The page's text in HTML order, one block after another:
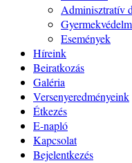
Adminisztratív
Események
Híreink
Beiratkozás
Galéria
Versenyeredményeink
Étkezés
E-napló
Kapcsolat
Bejelentkezés